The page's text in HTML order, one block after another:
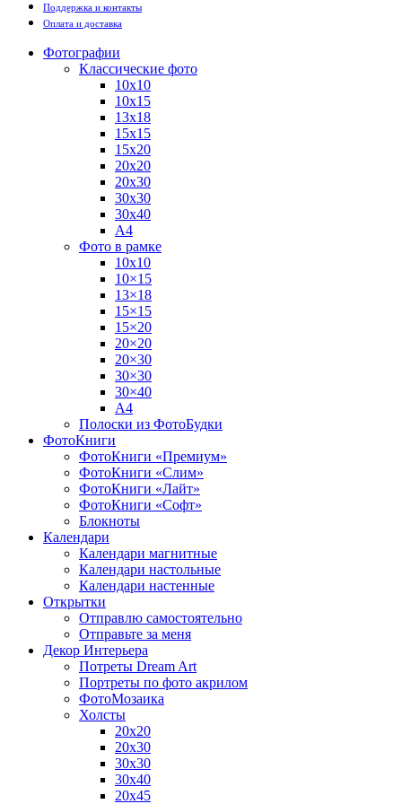
Поддержка и контакты
Оплата и доставка
Фотографии
Классические фото
10х10
10х15
13х18
15х15
15х20
20х20
20х30
30х30
30х40
А4
Фото в рамке
10х10
10×15
13×18
15×15
15×20
20×20
20×30
30×30
30×40
A4
Полоски из ФотоБудки
ФотоКниги
ФотоКниги «Премиум»
ФотоКниги «Слим»
ФотоКниги «Лайт»
ФотоКниги «Софт»
Блокноты
Календари
Календари магнитные
Календари настольные
Календари настенные
Открытки
Отправлю самостоятельно
Отправьте за меня
Декор Интерьера
Потреты Dream Art
Портреты по фото акрилом
ФотоМозаика
Холсты
20х20
20х30
30х30
30х40
20х45